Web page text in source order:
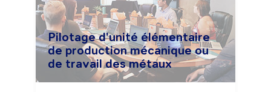
Pilotage d'unité élémentaire
de production mécanique ou
de travail des métaux